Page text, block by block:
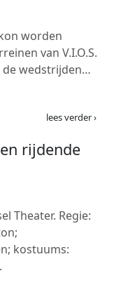
worden
van V.I.O.S.
de wedstrijden…
lees verder ›
rijdende
Theater. Regie:
kostuums: